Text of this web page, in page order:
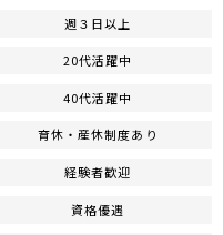
週３日以上
20代活躍中
40代活躍中
育休・産休制度あり
経験者歓迎
資格優遇